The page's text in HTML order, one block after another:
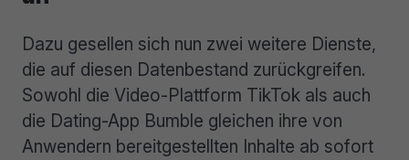
Dazu gesellen sich nun zwei weitere Dienste,
die auf diesen Datenbestand zurückgreifen.
Sowohl die Video-Plattform TikTok als auch
die Dating-App Bumble gleichen ihre von
Anwendern bereitgestellten Inhalte ab sofort